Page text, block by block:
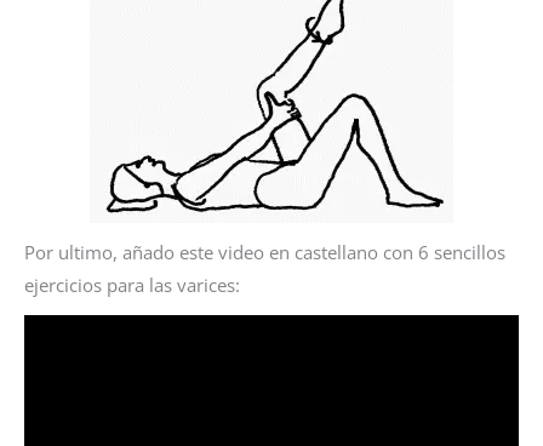
Por ultimo, añado este video en castellano con 6 sencillos
ejercicios para las varices: